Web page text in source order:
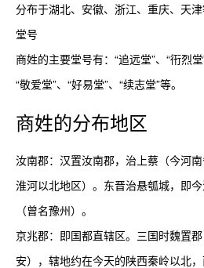
分布于湖北、安徽、浙江、重庆、天津
堂号
商姓的主要堂号有：“追远堂”、“衎烈堂
“敬爱堂”、“好易堂”、“续志堂”等。
商姓的分布地区
汝南郡：汉置汝南郡，治上蔡（今河
淮河以北地区）。东晋治悬瓠城，即
（曾名豫州）。
京兆郡：即国都直辖区。三国时魏置
安），辖地约在今天的陕西秦岭以北